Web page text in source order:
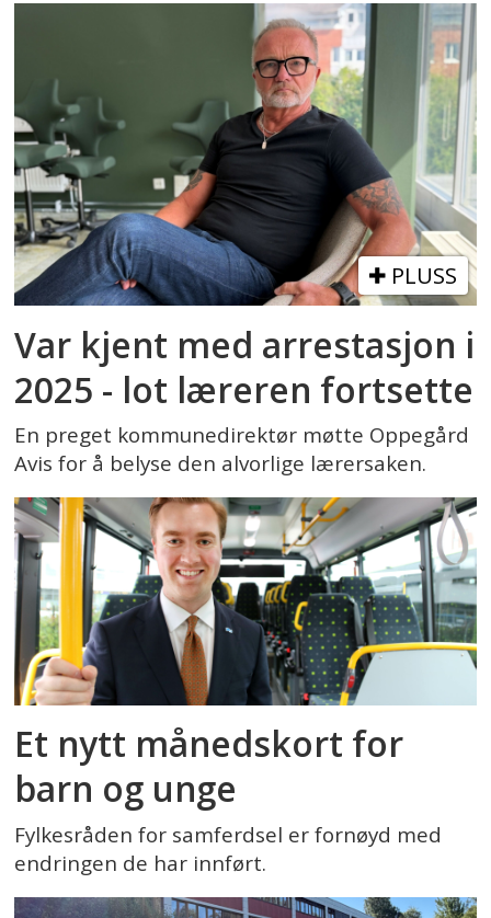
PLUSS
Var kjent med arrestasjon i
2025 - lot læreren fortsette
En preget kommunedirektør møtte Oppegård
Avis for å belyse den alvorlige lærersaken.
Et nytt månedskort for
barn og unge
Fylkesråden for samferdsel er fornøyd med
endringen de har innført.